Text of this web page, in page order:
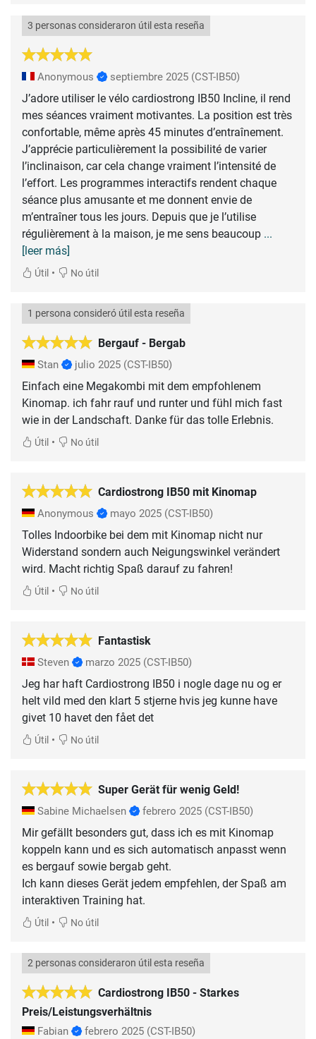
3 personas consideraron útil esta reseña
Anonymous septiembre 2025 (CST-IB50)
J’adore utiliser le vélo cardiostrong IB50 Incline, il rend
mes séances vraiment motivantes. La position est très
confortable, même après 45 minutes d’entraînement.
J’apprécie particulièrement la possibilité de varier
l’inclinaison, car cela change vraiment l’intensité de
l’effort. Les programmes interactifs rendent chaque
séance plus amusante et me donnent envie de
m’entraîner tous les jours. Depuis que je l’utilise
régulièrement à la maison, je me sens beaucoup ...
[leer más]
Útil • No útil
Bergauf - Bergab
1 persona consideró útil esta reseña
Stan julio 2025 (CST-IB50)
Einfach eine Megakombi mit dem empfohlenem
Kinomap. ich fahr rauf und runter und fühl mich fast
wie in der Landschaft. Danke für das tolle Erlebnis.
Útil • No útil
Cardiostrong IB50 mit Kinomap
Anonymous mayo 2025 (CST-IB50)
Tolles Indoorbike bei dem mit Kinomap nicht nur
Widerstand sondern auch Neigungswinkel verändert
wird. Macht richtig Spaß darauf zu fahren!
Útil • No útil
Fantastisk
Steven marzo 2025 (CST-IB50)
Jeg har haft Cardiostrong IB50 i nogle dage nu og er
helt vild med den klart 5 stjerne hvis jeg kunne have
givet 10 havet den fået det
Útil • No útil
Super Gerät für wenig Geld!
Sabine Michaelsen febrero 2025 (CST-IB50)
Mir gefällt besonders gut, dass ich es mit Kinomap
koppeln kann und es sich automatisch anpasst wenn
es bergauf sowie bergab geht.
Ich kann dieses Gerät jedem empfehlen, der Spaß am
interaktiven Training hat.
Útil • No útil
Cardiostrong IB50 - Starkes
Preis/Leistungsverhältnis
2 personas consideraron útil esta reseña
Fabian febrero 2025 (CST-IB50)